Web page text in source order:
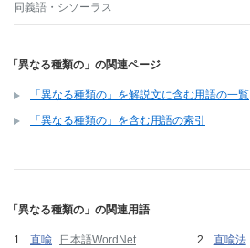
同義語・シソーラス
「異なる種類の」の関連ページ
「異なる種類の」を解説文に含む用語の一覧
「異なる種類の」を含む用語の索引
「異なる種類の」の関連用語
直喩 日本語WordNet 直喩法